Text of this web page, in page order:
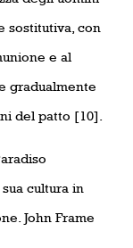
sostitutiva, con
e al
gradualmente
del patto [10].
cultura in
John Frame